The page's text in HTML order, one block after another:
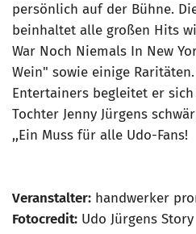
persönlich auf der Bühne.
beinhaltet alle großen Hits
War Noch Niemals In New
Wein" sowie einige
Entertainers begleitet er
Tochter Jenny Jürgens
,,Ein Muss für alle Udo-Fans!
Veranstalter: handwerker
Fotocredit: Udo Jürgens Story